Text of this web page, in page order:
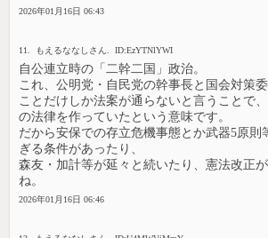
2026年01月16日 06:43
11. もえるななしさん. ID:EzYTNlYWI
自公連立時の「二幹二国」政治。
これ、公明党・自民党の幹事長と国会対策
ことだけしか法案が通らないと言うことで
の法律を作っていたという意味です。
だから安保での存立危機事態とか武器5原則
ぎる条件があったり、
森友・加計等が延々と続いたり、憲法改正
ね。
2026年01月16日 06:46